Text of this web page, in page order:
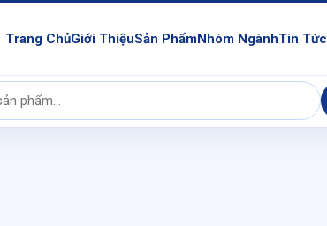
Trang ChủGiới ThiệuSản PhẩmNhóm NgànhTin Tức